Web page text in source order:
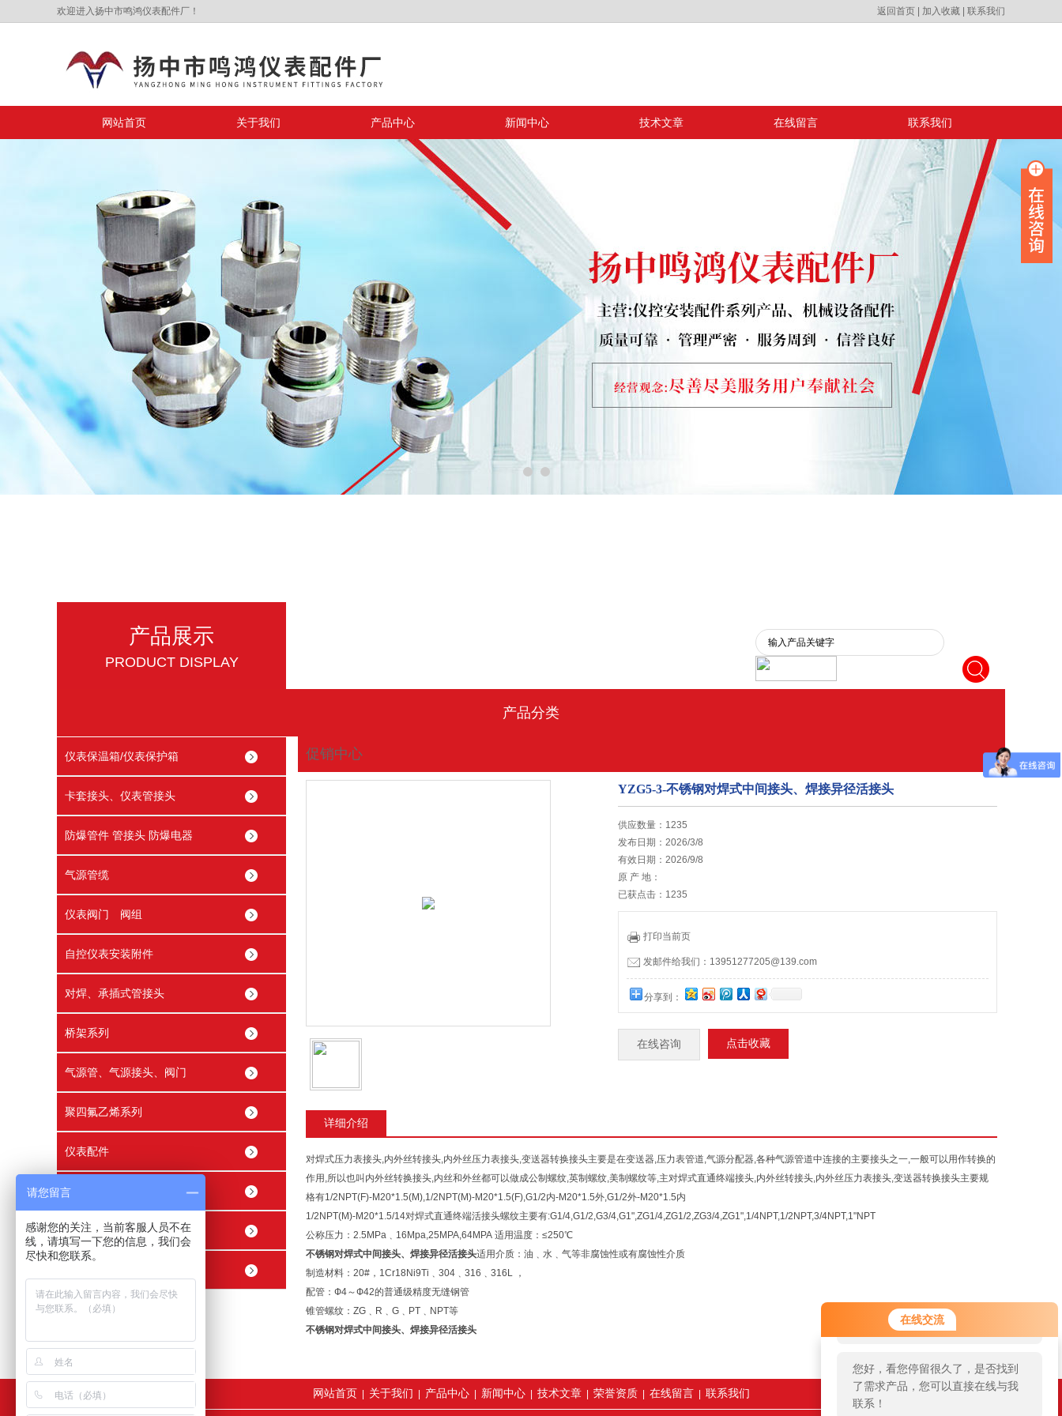
在线交流
您好！欢迎前来咨询，很高兴为您
服务，请问您要咨询什么问题呢？
您好，看您停留很久了，是否找到
了需求产品，您可以直接在线与我
联系！
欢迎进入扬中市鸣鸿仪表配件厂！ 返回首页 加入收藏 联系我们
网站首页 关于我们 产品中心 新闻中心 技术文章 在线留言 联系我们
产品展示
PRODUCT DISPLAY
产品分类
仪表保温箱/仪表保护箱
卡套接头、仪表管接头
防爆管件 管接头 防爆电器
气源管缆
仪表阀门 阀组
自控仪表安装附件
对焊、承插式管接头
桥架系列
气源管、气源接头、阀门
聚四氟乙烯系列
仪表配件
穿线管接头 穿线盒
精密内螺纹止回阀
促销中心
YZG5-3-不锈钢对焊式中间接头、焊接异径活接头
供应数量：1235
发布日期：2026/3/8
有效日期：2026/9/8
原 产 地：
已获点击：1235
打印当前页
发邮件给我们：13951277205@139.com
分享到：
在线咨询 点击收藏
详细介绍
对焊式压力表接头,内外丝转接头,内外丝压力表接头,变送器转换接头主要是在变送器,压力表管道,气源分配器,各种气源管道中连接的主要接头之一,一般可以用作转换的
作用,所以也叫内外丝转换接头,内丝和外丝都可以做成公制螺纹,英制螺纹,美制螺纹等,主对焊式直通终端接头,内外丝转接头,内外丝压力表接头,变送器转换接头主要规
格有1/2NPT(F)-M20*1.5(M),1/2NPT(M)-M20*1.5(F),G1/2内-M20*1.5外,G1/2外-M20*1.5内
1/2NPT(M)-M20*1.5/14对焊式直通终端活接头螺纹主要有:G1/4,G1/2,G3/4,G1",ZG1/4,ZG1/2,ZG3/4,ZG1",1/4NPT,1/2NPT,3/4NPT,1"NPT
公称压力：2.5MPa﹑16Mpa,25MPA,64MPA 适用温度：≤250℃
不锈钢对焊式中间接头、焊接异径活接头适用介质：油﹑水﹑气等非腐蚀性或有腐蚀性介质
制造材料：20#，1Cr18Ni9Ti﹑304﹑316﹑316L ，
配管：Ф4～Ф42的普通级精度无缝钢管
锥管螺纹：ZG﹑R﹑G﹑PT﹑NPT等
不锈钢对焊式中间接头、焊接异径活接头
网站首页 关于我们 产品中心| 新闻中心| 技术文章| 荣誉资质| 在线留言 联系我们
请您留言
感谢您的关注，当前客服人员不在
线，请填写一下您的信息，我们会
尽快和您联系。